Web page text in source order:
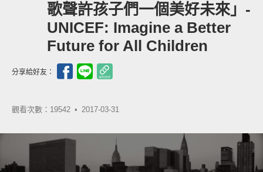
歌聲許孩子們一個美好未來」-
UNICEF: Imagine a Better
Future for All Children
分享給好友：
觀看次數：19542 • 2017-03-31